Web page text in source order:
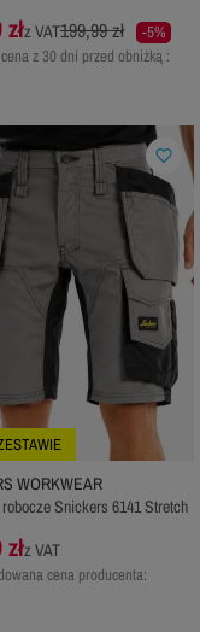
z VAT199,99 zł
-5%
z 30 dni przed obniżką :
WORKWEAR
Snickers 6141 Stretch
z VAT
cena producenta:
favorite_border